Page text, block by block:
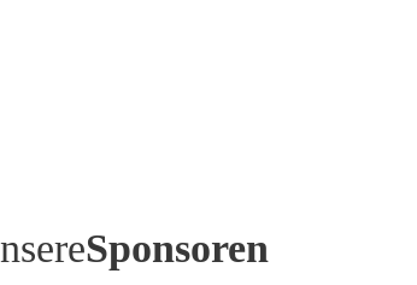
Sponsoren